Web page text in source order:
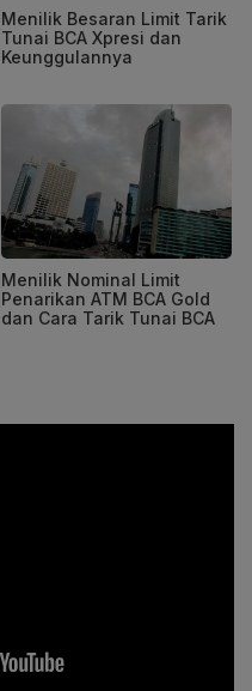
Menilik Besaran Limit Tarik
Tunai BCA Xpresi dan
Keunggulannya
Menilik Nominal Limit
Penarikan ATM BCA Gold
dan Cara Tarik Tunai BCA